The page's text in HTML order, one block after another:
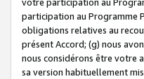
participation au Programme
obligations relatives au
présent Accord; (g) nous
nous considérons être votre
sa version habituellement